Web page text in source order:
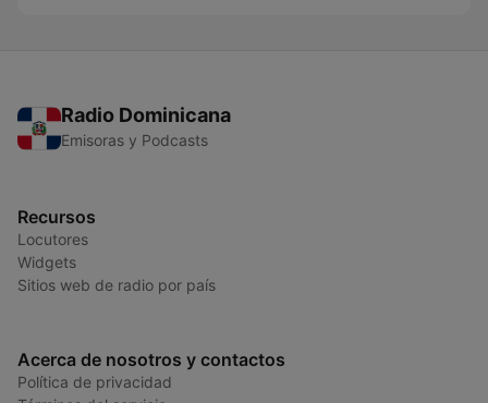
Radio Dominicana
Emisoras y Podcasts
Recursos
Locutores
Widgets
Sitios web de radio por país
Acerca de nosotros y contactos
Política de privacidad